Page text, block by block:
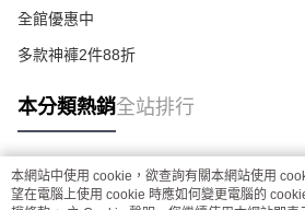
全館優惠中
多款神褲2件88折
本分類熱銷全站排行
熱門標籤
本網站中使用 cookie，欲查詢有關本網站使用
望在電腦上使用 cookie 時應如何變更電腦的